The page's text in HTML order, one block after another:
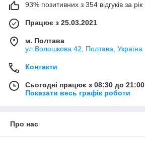
93% позитивних з 354 відгуків за рік
Працює з 25.03.2021
м. Полтава
ул.Волошкова 42, Полтава, Україна
Контакти
Сьогодні працює з 08:30 до 21:00
Показати весь графік роботи
Про нас